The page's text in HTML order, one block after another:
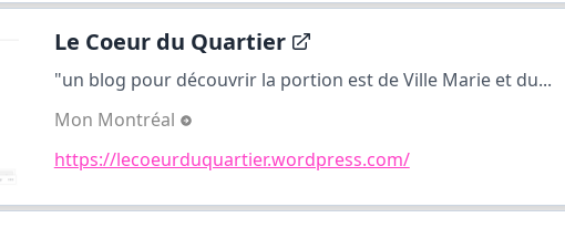
Le Coeur du Quartier
"un blog pour découvrir la portion est de Ville Marie et du...
Mon Montréal
https://lecoeurduquartier.wordpress.com/